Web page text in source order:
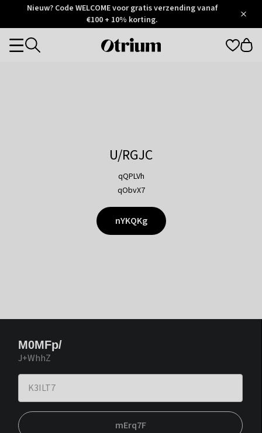
Otrium
Trustpilot
Nieuw? Code WELCOME voor gratis verzending vanaf
€100 + 10% korting.
Otrium
Categories
U/RGJC
qQPLVh
qObvX7
nYKQKg
M0MFp/
J+WhhZ
mErq7F